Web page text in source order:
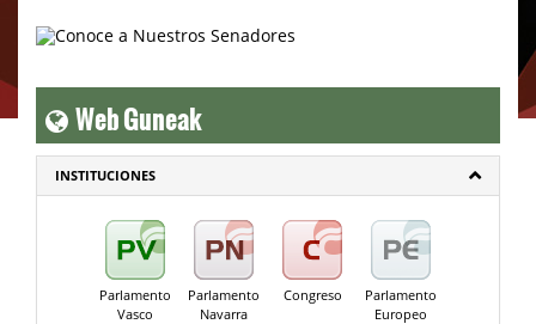
Web Guneak
INSTITUCIONES
Parlamento
Vasco
Parlamento
Navarra
Congreso
Parlamento
Europeo